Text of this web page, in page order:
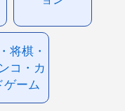
将棋・
コ・カ
ゲーム